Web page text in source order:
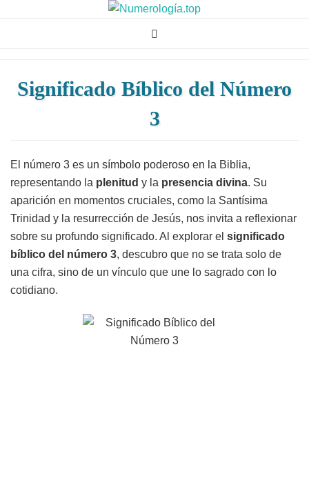
Numerologia.Top
Significado Bíblico del Número
3
El número 3 es un símbolo poderoso en la Biblia,
representando la plenitud y la presencia divina. Su
aparición en momentos cruciales, como la Santísima
Trinidad y la resurrección de Jesús, nos invita a reflexionar
sobre su profundo significado. Al explorar el significado
bíblico del número 3, descubro que no se trata solo de
una cifra, sino de un vínculo que une lo sagrado con lo
cotidiano.